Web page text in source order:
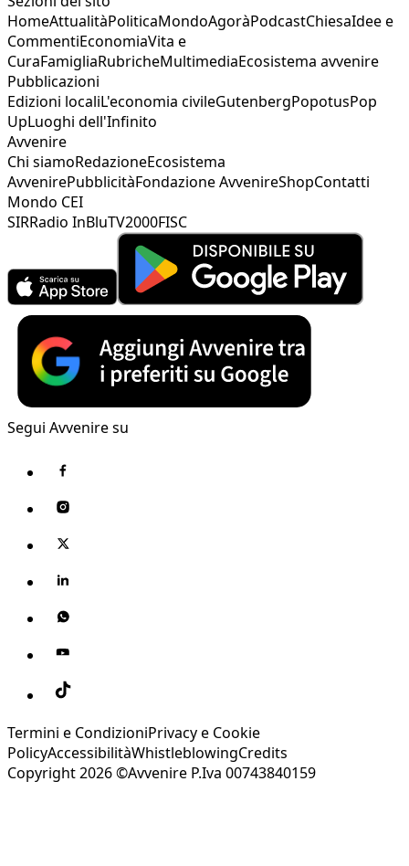
HomeAttualitàPoliticaMondoAgoràPodcastChiesaIdee e
CommentiEconomiaVita e
CuraFamigliaRubricheMultimediaEcosistema avvenire
Pubblicazioni
Edizioni localiL'economia civileGutenbergPopotusPop
UpLuoghi dell'Infinito
Avvenire
Chi siamoRedazioneEcosistema
AvvenirePubblicitàFondazione AvvenireShopContatti
Mondo CEI
SIRRadio InBluTV2000FISC
Segui Avvenire su
Termini e CondizioniPrivacy e Cookie
PolicyAccessibilitàWhistleblowingCredits
Copyright 2026 ©Avvenire P.Iva 00743840159